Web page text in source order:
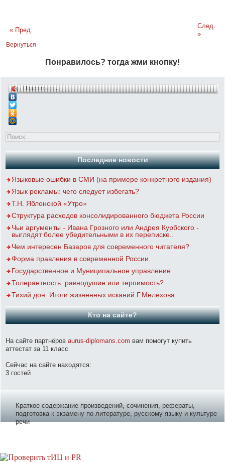
« Пред.
След.
»
Вернуться
Понравилось? тогда жми кнопку!
Поделиться…
Последние новости
Языковые ошибки в СМИ (на примере конкретного издания)
Язык рекламы: чего следует избегать?
Т.Н. Яблонской «Утро»
Структура расходов консолидированного бюджета России
Чьи аргументы - Ивана Грозного или Андрея Курбского -
выглядят более убедительными в их переписке..
Чем интересен Базаров для современного читателя?
Форма правления в современной России.
Государственное и Муниципальное управление
Толерантность: равнодушие или терпимость?
Тихий дон. Итоги жизненных исканий Г.Мелехова
Кто на сайте?
На сайте партнёров aurus-diplomans.com вам помогут купить
аттестат за 11 класс
Сейчас на сайте находятся:
3 гостей
Краткое содержание произведений, сочинения, рефераты,
подготовка к экзамену по литературе, русскому языку и культуре
речи